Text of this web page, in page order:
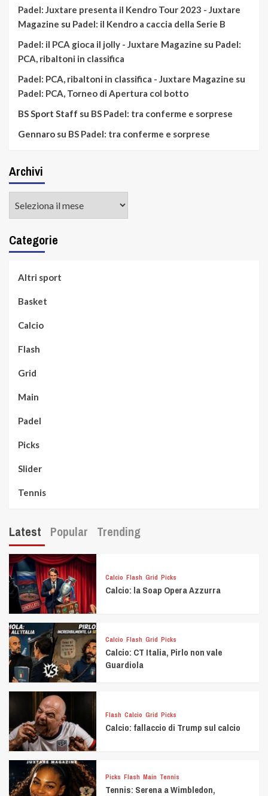
Padel: Juxtare presenta il Kendro Tour 2023 - Juxtare
Magazine su Padel: il Kendro a caccia della Serie B
Padel: il PCA gioca il jolly - Juxtare Magazine su Padel:
PCA, ribaltoni in classifica
Padel: PCA, ribaltoni in classifica - Juxtare Magazine su
Padel: PCA, Torneo di Apertura col botto
BS Sport Staff su BS Padel: tra conferme e sorprese
Gennaro su BS Padel: tra conferme e sorprese
Archivi
Categorie
Altri sport
Basket
Calcio
Flash
Grid
Main
Padel
Picks
Slider
Tennis
Latest Popular Trending
Calcio Flash Grid Picks
Calcio: la Soap Opera Azzurra
Calcio Flash Grid Picks
Calcio: CT Italia, Pirlo non vale
Guardiola
Flash Calcio Grid Picks
Calcio: fallaccio di Trump sul calcio
Picks Flash Main Tennis
Tennis: Serena a Wimbledon,